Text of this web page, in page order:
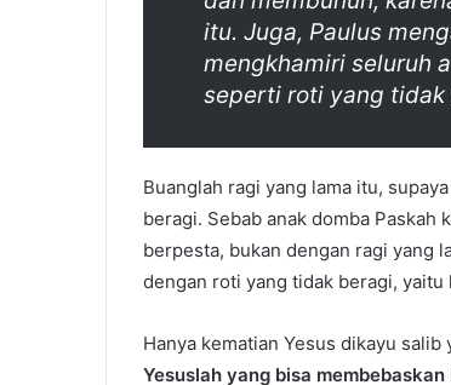
itu. Juga, Paulus
mengkhamiri seluruh
seperti roti yang tidak
Buanglah ragi yang lama itu,
beragi. Sebab anak domba
berpesta, bukan dengan ragi yang
dengan roti yang tidak beragi,
Hanya kematian Yesus dikayu
Yesuslah yang bisa